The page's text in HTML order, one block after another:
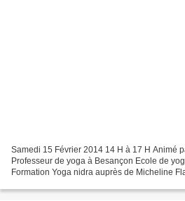
Samedi 15 Février 2014 14 H à 17 H Animé
Professeur de yoga à Besançon Ecole de
Formation Yoga nidra auprès de Micheline